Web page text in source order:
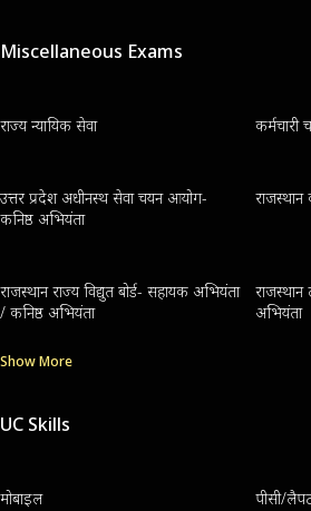
Miscellaneous Exams
राज्य न्यायिक सेवा कर्मचारी
उत्तर प्रदेश अधीनस्थ सेवा चयन आयोग-
कनिष्ठ अभियंता
राजस्थान
राजस्थान राज्य विद्युत बोर्ड- सहायक अभियंता
/ कनिष्ठ अभियंता
अभियंता
Show More
UC Skills
मोबाइल पीसी/